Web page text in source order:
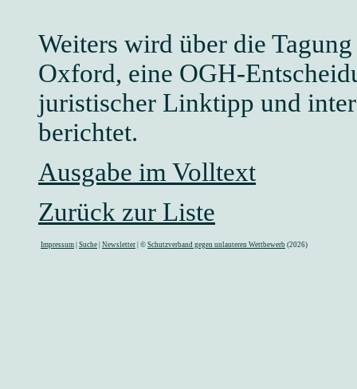
Weiters wird über die
Oxford, eine OGH-
juristischer Linktipp und
berichtet.
Ausgabe im Volltext
Zurück zur Liste
Impressum Suche Newsletter | © Schutzverband gegen unlauteren Wettbewerb (2026)